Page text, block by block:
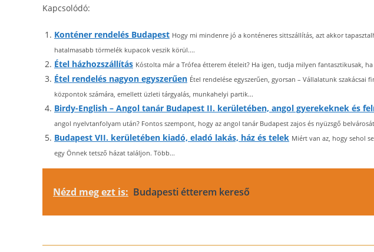
Kapcsolódó:
Konténer rendelés Budapest Hogy mi mindenre jó a konténeres sittszállítás, azt akkor
hatalmasabb törmelék kupacok veszik körül....
Étel házhozszállítás Kóstolta már a Trófea étterem ételeit? Ha igen, tudja milyen fantasztikusak,
Étel rendelés nagyon egyszerűen Étel rendelése egyszerűen, gyorsan – Vállalatunk
központok számára, emellett üzleti tárgyalás, munkahelyi partik...
Birdy-English – Angol tanár Budapest II. kerületében, angol gyerekeknek és
angol nyelvtanfolyam után? Fontos szempont, hogy az angol tanár Budapest zajos és nyüzsgő
Budapest VII. kerületében kiadó, eladó lakás, ház és telek Miért van az, hogy sehol
egy Önnek tetsző házat találjon. Több...
Nézd meg ezt is: Budapesti étterem kereső